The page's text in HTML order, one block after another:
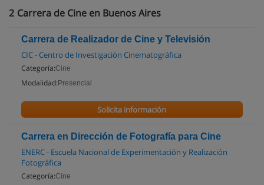
2 Carrera de Cine en Buenos Aires
Carrera de Realizador de Cine y Televisión
CIC - Centro de Investigación Cinematográfica
Categoría:Cine
Modalidad: Presencial
Solicita información
Carrera en Dirección de Fotografía para Cine
ENERC - Escuela Nacional de Experimentación y Realización
Fotográfica
Categoría:Cine